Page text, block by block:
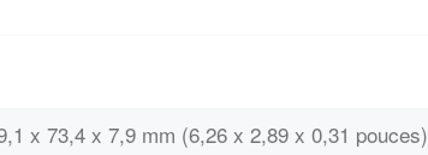
x 73,4 x 7,9 mm (6,26 x 2,89 x 0,31 pouces)